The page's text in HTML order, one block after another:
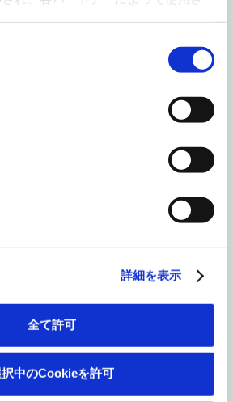
詳細を表示
全て許可
中のCookieを許可
ー
ンタ
脂、木工等